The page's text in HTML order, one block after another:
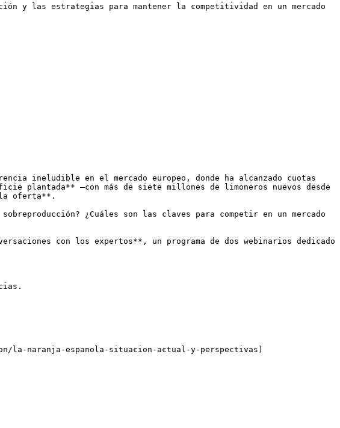
y las estrategias para mantener la competitividad en un mercado
ineludible en el mercado europeo, donde ha alcanzado cuotas
plantada** —con más de siete millones de limoneros nuevos desde
oferta**.
¿Cuáles son las claves para competir en un mercado
con los expertos**, un programa de dos webinarios dedicado
la-naranja-espanola-situacion-actual-y-perspectivas)